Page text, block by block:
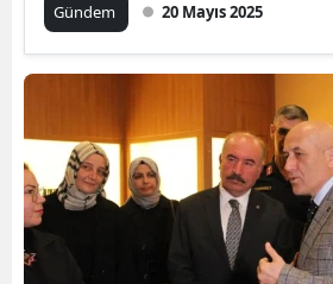
Gündem 20 Mayıs 2025